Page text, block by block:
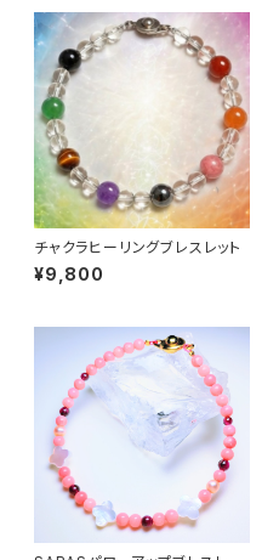
チャクラヒーリングブレスレット
¥9,800